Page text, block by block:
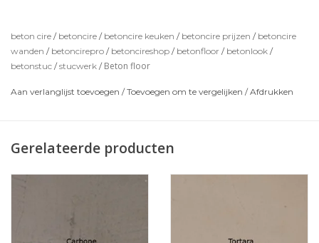
Eventuele primer kunt u los bestellen.
*de getoonde kleuren zijn indicatief en kunnen iets
beton cire / betoncire / betoncire keuken / betoncire prijzen / betoncire
wanden / betoncirepro / betoncireshop / betonfloor / betonlook /
betonstuc /stucwerk / Beton floor
Aan verlanglijst toevoegen /Toevoegen om te vergelijken /Afdrukken
Gerelateerde producten